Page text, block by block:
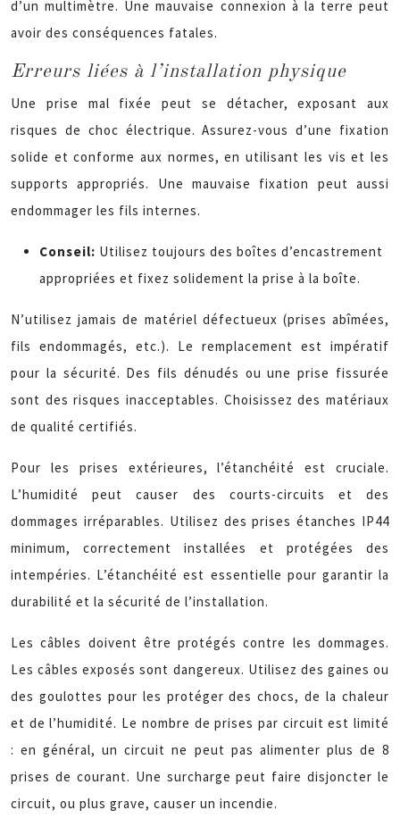
d’un multimètre. Une mauvaise connexion à la terre peut
avoir des conséquences fatales.
Erreurs liées à l’installation physique
Une prise mal fixée peut se détacher, exposant aux
risques de choc électrique. Assurez-vous d’une fixation
solide et conforme aux normes, en utilisant les vis et les
supports appropriés. Une mauvaise fixation peut aussi
endommager les fils internes.
Conseil: Utilisez toujours des boîtes d’encastrement
appropriées et fixez solidement la prise à la boîte.
N’utilisez jamais de matériel défectueux (prises abîmées,
fils endommagés, etc.). Le remplacement est impératif
pour la sécurité. Des fils dénudés ou une prise fissurée
sont des risques inacceptables. Choisissez des matériaux
de qualité certifiés.
Pour les prises extérieures, l’étanchéité est cruciale.
L’humidité peut causer des courts-circuits et des
dommages irréparables. Utilisez des prises étanches IP44
minimum, correctement installées et protégées des
intempéries. L’étanchéité est essentielle pour garantir la
durabilité et la sécurité de l’installation.
Les câbles doivent être protégés contre les dommages.
Les câbles exposés sont dangereux. Utilisez des gaines ou
des goulottes pour les protéger des chocs, de la chaleur
et de l’humidité. Le nombre de prises par circuit est limité
: en général, un circuit ne peut pas alimenter plus de 8
prises de courant. Une surcharge peut faire disjoncter le
circuit, ou plus grave, causer un incendie.